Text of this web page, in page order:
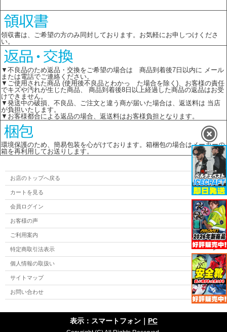
領収書は、ご希望の方のみ同封しております。お気軽にお申しつけくださ
い。
▼不良品のため返品・交換をご希望の場合は 商品到着後7日以内に メール
または電話でご連絡ください。
▼ご使用された商品 (使用後不良品とわかっ た場合を除く)、お客様の責任
でキズや汚れが生じた商品、 商品到着後8日以上経過した商品の返品はお受
けできません。
▼発送中の破損、不良品、ご注文と違う商が届いた場合は、返送料は 当店
が負担いたします。
▼お客様都合による返品の場合、返送料はお客様負担となります。
環境保護のため、簡易包装を心がけております。箱梱包の場合はメーカーの
箱を再利用してお送りします。
お店のトップへ戻る
カートを見る
会員ログイン
お客様の声
ご利用案内
特定商取引法表示
個人情報の取扱い
サイトマップ
お問い合わせ
表示：スマートフォン｜ PC